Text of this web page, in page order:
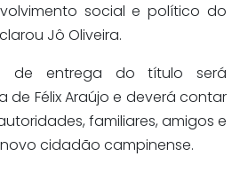
social e político do
Jô Oliveira.
de entrega do título será
Félix Araújo e deverá contar
familiares, amigos e
cidadão campinense.